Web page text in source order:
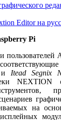
Editor на
Pi
пользователей
Itead Segnix
NEXTION
на